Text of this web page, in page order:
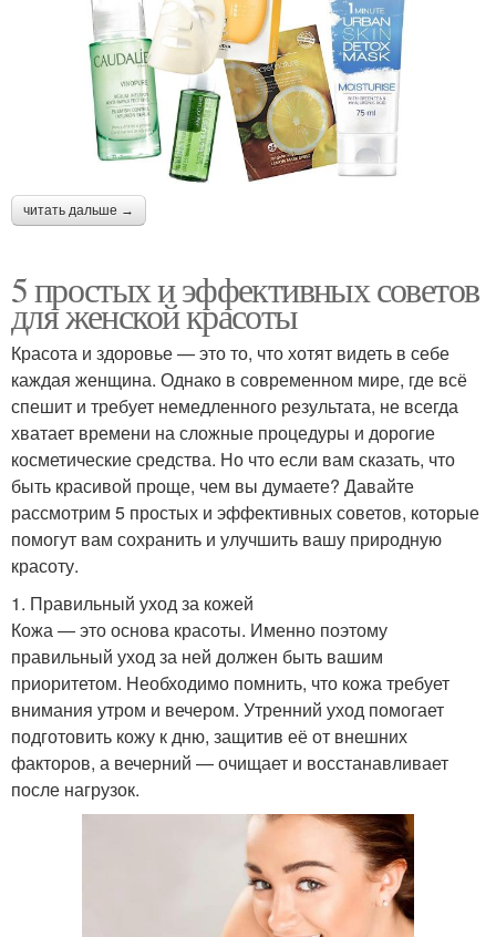
читать дальше →
5 простых и эффективных советов
для женской красоты
Красота и здоровье — это то, что хотят видеть в себе
каждая женщина. Однако в современном мире, где всё
спешит и требует немедленного результата, не всегда
хватает времени на сложные процедуры и дорогие
косметические средства. Но что если вам сказать, что
быть красивой проще, чем вы думаете? Давайте
рассмотрим 5 простых и эффективных советов, которые
помогут вам сохранить и улучшить вашу природную
красоту.
1. Правильный уход за кожей
Кожа — это основа красоты. Именно поэтому
правильный уход за ней должен быть вашим
приоритетом. Необходимо помнить, что кожа требует
внимания утром и вечером. Утренний уход помогает
подготовить кожу к дню, защитив её от внешних
факторов, а вечерний — очищает и восстанавливает
после нагрузок.